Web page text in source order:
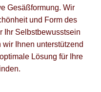
Gesäßformung. Wir
und Form des
Ihr Selbstbewusstsein
Ihnen unterstützend
Lösung für Ihre